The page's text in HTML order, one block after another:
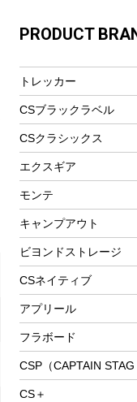
燃料・着火剤・炭
マグカップ、カップ
フードボトル
コーヒー&ミル
トレー
ランチョンマット
ランチボックス
ピクニックセット
レイン
ツール、他
ヘルメット
アクセサリー
自転車用アクセサリー
自転車ウェア
テント
フローティングベスト
ヘルメット
エアーポンプ
ウィンター
防寒ウェア
ツール&アクセサリー
トレッキング
トレッキングステッキ
トレッキングアクセサリー
プレイグッズ
ウェルネス
湯たんぽ
PRODUCT
トレッカー
CSブラックラベル
CSクラシックス
エクスギア
モンテ
キャンプアウト
ビヨンドストレージ
CSネイティブ
アプリール
フラボード
CSP（CAPTAIN STAG
CS＋